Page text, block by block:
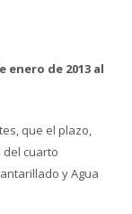
enero de 2013 al
que el plazo,
cuarto
y Agua